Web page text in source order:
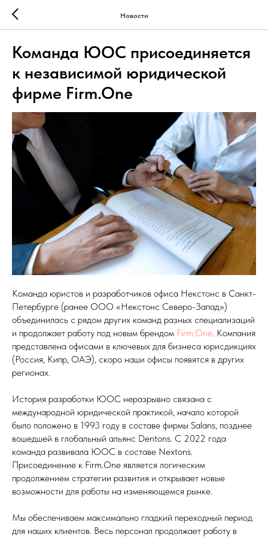
Новости
Команда ЮОС присоединяется
к независимой юридической
фирме Firm.One
Команда юристов и разработчиков офиса Некстонс в Санкт-
Петербурге (ранее ООО «Некстонс Северо-Запад»)
объединилась с рядом других команд разных специализаций
и продолжает работу под новым брендом Firm.One. Компания
представлена офисами в ключевых для бизнеса юрисдикциях
(Россия, Кипр, ОАЭ), скоро наши офисы появятся в других
регионах.
История разработки ЮОС неразрывно связана с
международной юридической практикой, начало которой
было положено в 1993 году в составе фирмы Salans, позднее
вошедшей в глобальный альянс Dentons. С 2022 года
команда развивала ЮОС в составе Nextons.
Присоединение к Firm.One является логическим
продолжением стратегии развития и открывает новые
возможности для работы на изменяющемся рынке.
Мы обеспечиваем максимально гладкий переходный период
для наших клиентов. Весь персонал продолжает работу в